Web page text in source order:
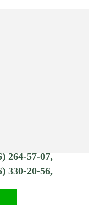
Кряж)
264-57-07
330-20-56